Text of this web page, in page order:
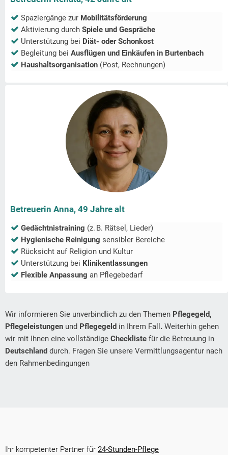
Spaziergänge zur Mobilitätsförderung
Aktivierung durch Spiele und Gespräche
Unterstützung bei Diät- oder Schonkost
Begleitung bei Ausflügen und Einkäufen in Burtenbach
Haushaltsorganisation (Post, Rechnungen)
Betreuerin Anna, 49 Jahre alt
Gedächtnistraining (z. B. Rätsel, Lieder)
Hygienische Reinigung sensibler Bereiche
Rücksicht auf Religion und Kultur
Unterstützung bei Klinikentlassungen
Flexible Anpassung an Pflegebedarf
Wir informieren Sie unverbindlich zu den Themen Pflegegeld,
Pflegeleistungen und Pflegegeld in Ihrem Fall . Weiterhin gehen
wir mit Ihnen eine vollständige Checkliste für die Betreuung in
Deutschland durch. Fragen Sie unsere Vermittlungsagentur nach
den Rahmenbedingungen
Ihr kompetenter Partner für 24-Stunden-Pflege